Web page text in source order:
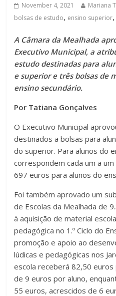
November 4, 2021 Mariana
bolsas de estudo, ensino superior,
A Câmara da Mealhada
Executivo Municipal, a
estudo destinadas para
e superior e três bolsas de
ensino secundário.
Por Tatiana Gonçalves
O Executivo Municipal
destinados a bolsas para
do superior. Para alunos do
correspondem cada um a
697 euros para alunos do
Foi também aprovado um
de Escolas da Mealhada de
à aquisição de material
pedagógica no 1.º Ciclo do
promoção e apoio ao
lúdicas e pedagógicas nos
escola receberá 82,50
de 9 euros por aluno,
55 euros, acrescidos de 6